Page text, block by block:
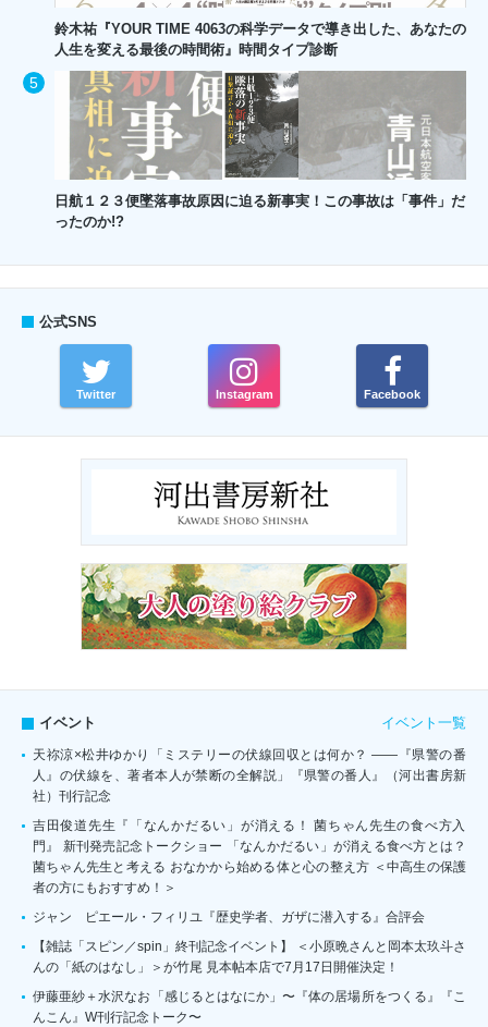
鈴木祐『YOUR TIME 4063の科学データで導き出した、あなたの
人生を変える最後の時間術』時間タイプ診断
日航１２３便墜落事故原因に迫る新事実！この事故は「事件」だ
ったのか!?
公式SNS
Twitter Instagram Facebook
イベント イベント一覧
天祢涼×松井ゆかり「ミステリーの伏線回収とは何か？ ――『県警の番
人』の伏線を、著者本人が禁断の全解説」『県警の番人』（河出書房新
社）刊行記念
吉田俊道先生『「なんかだるい」が消える！ 菌ちゃん先生の食べ方入
門』 新刊発売記念トークショー 「なんかだるい」が消える食べ方とは？
菌ちゃん先生と考える おなかから始める体と心の整え方 ＜中高生の保護
者の方にもおすすめ！＞
ジャン゠ピエール・フィリユ『歴史学者、ガザに潜入する』合評会
【雑誌「スピン／spin」終刊記念イベント】 ＜小原晩さんと岡本太玖斗さ
んの「紙のはなし」＞が竹尾 見本帖本店で7月17日開催決定！
伊藤亜紗＋水沢なお「感じるとはなにか」〜『体の居場所をつくる』『こ
んこん』W刊行記念トーク〜